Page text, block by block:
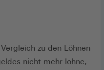
zu den Löhnen
nicht mehr lohne,